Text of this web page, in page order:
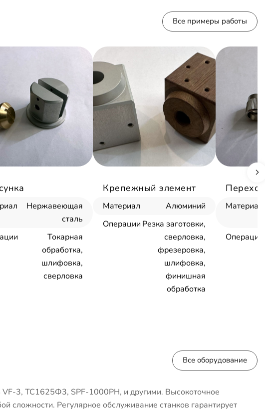
Все примеры работы
Нержавеющая
сталь
Токарная
обработка,
шлифовка,
сверловка
Крепежный элемент
Материал
Алюминий
Операции Резка заготовки,
сверловка,
фрезеровка,
шлифовка,
финишная
обработка
Материал
Операции
Все оборудование
3, ТС1625Ф3, SPF-1000PH, и другими. Высокоточное
сложности. Регулярное обслуживание станков гарантирует